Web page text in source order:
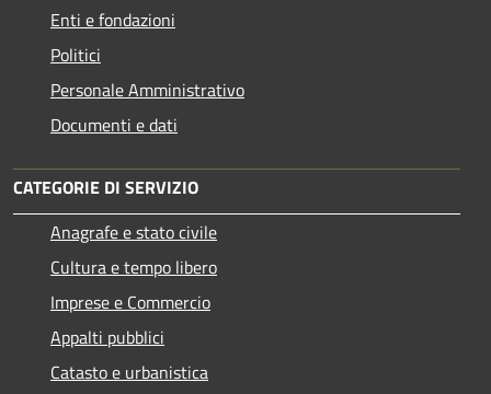
Enti e fondazioni
Politici
Personale Amministrativo
Documenti e dati
CATEGORIE DI SERVIZIO
Anagrafe e stato civile
Cultura e tempo libero
Imprese e Commercio
Appalti pubblici
Catasto e urbanistica